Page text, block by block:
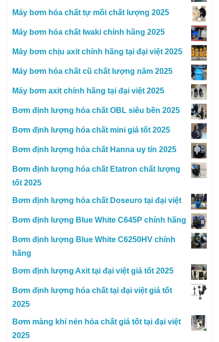
Máy bơm hóa chất tự mồi chất lượng 2025
Máy bơm hóa chất Iwaki chính hãng 2025
Máy bơm chịu axit chính hãng tại đại việt 2025
Máy bơm hóa chất cũ chất lượng năm 2025
Máy bơm axit chính hãng tại đại việt 2025
Bơm định lượng hóa chất OBL siêu bền 2025
Bơm định lượng hóa chất mini giá tốt 2025
Bơm định lượng hóa chất Hanna uy tín 2025
Bơm định lượng hóa chất Etatron chất lượng
tốt 2025
Bơm định lượng hóa chất Doseuro tại đại việt
Bơm định lượng Blue White C645P chính hãng
Bơm định lượng Blue White C6250HV chính
hãng
Bơm định lượng Axit tại đại việt giá tốt 2025
Bơm định lượng hóa chất tại đại việt giá tốt
2025
Bơm màng khí nén hóa chất giá tốt tại đại việt
2025